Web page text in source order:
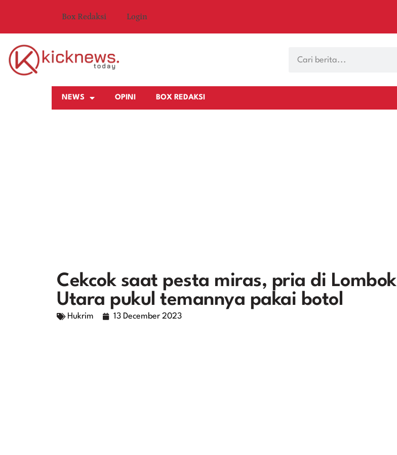
Box Redaksi Login
NEWS OPINI BOX REDAKSI
Cekcok saat pesta miras, pria di Lombok
Utara pukul temannya pakai botol
Hukrim 13 December 2023